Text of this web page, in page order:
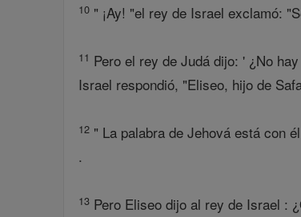
10 " ¡Ay! "el rey de Israel exclamó:
11 Pero el rey de Judá dijo: ' ¿No
Israel respondió, "Eliseo, hijo de
12 " La palabra de Jehová está con
.
13 Pero Eliseo dijo al rey de Israel :